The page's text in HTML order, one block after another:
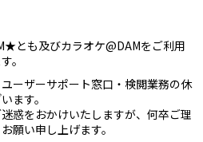
とも及びカラオケ@DAMをご利用
。
ーザーサポート窓口・検閲業務の休
ます。
惑をおかけいたしますが、何卒ご理
願い申し上げます。